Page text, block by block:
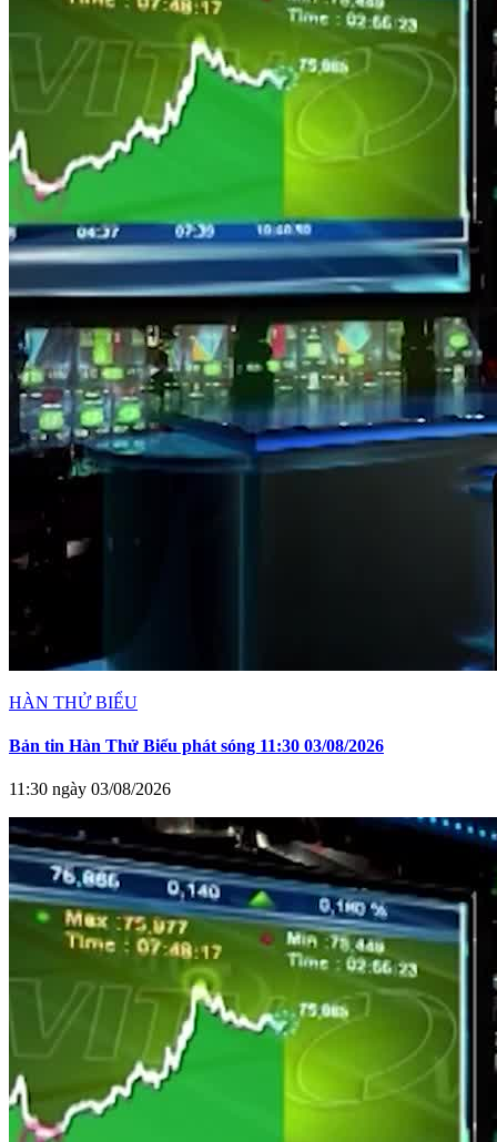
HÀN THỬ BIỂU
Bản tin Hàn Thử Biểu phát sóng 11:30 03/08/2026
11:30 ngày 03/08/2026